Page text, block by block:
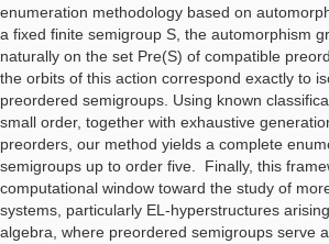
enumeration methodology based on
a fixed finite semigroup S, the automorphism
naturally on the set Pre(S) of compatible
the orbits of this action correspond exactly to
preordered semigroups. Using known
small order, together with exhaustive
preorders, our method yields a complete
semigroups up to order five. Finally, this
computational window toward the study of
systems, particularly EL-hyperstructures
algebra, where preordered semigroups serve